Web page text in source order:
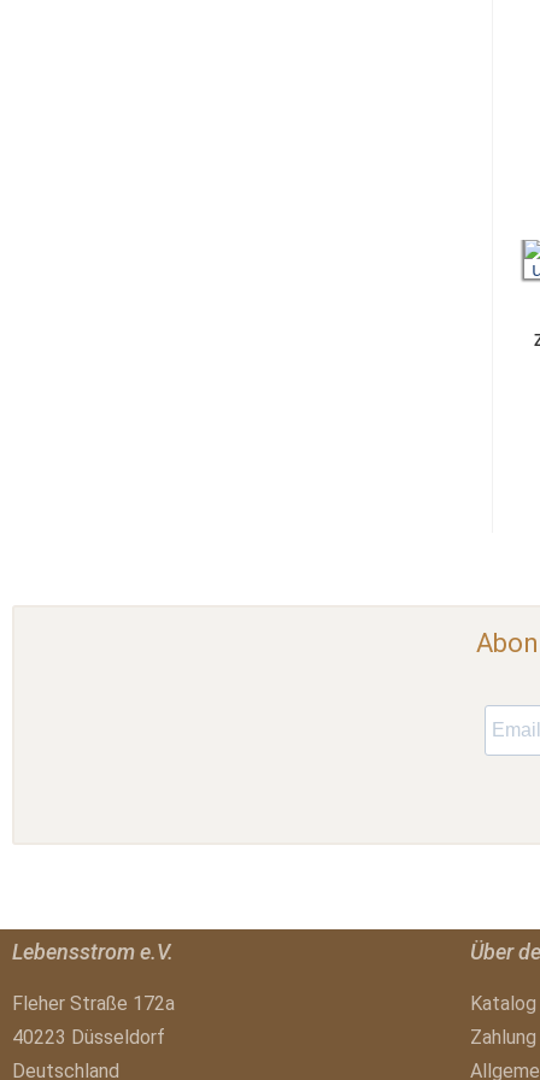
Lebensstrom e.V.
Fleher Straße 172a
40223 Düsseldorf
Deutschland
Über
Katalog